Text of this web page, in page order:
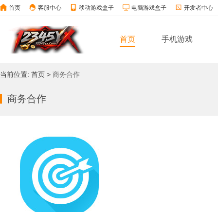
首页 客服中心 移动游戏盒子 电脑游戏盒子 开发者中心
首页 手机游戏
当前位置: 首页 > 商务合作
商务合作